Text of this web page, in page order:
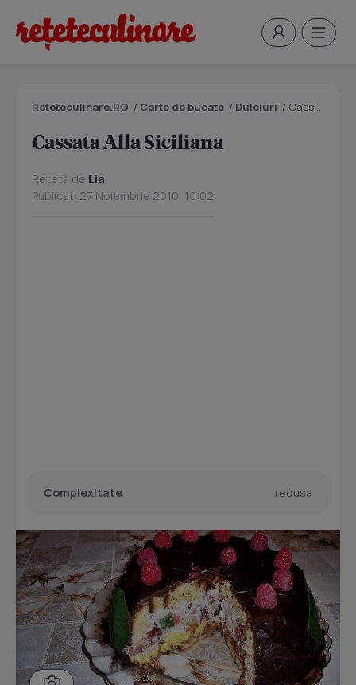
Reteteculinare.RO / Carte de bucate / Dulciuri / Cassata Alla Siciliana
Cassata Alla Siciliana
Rețetă de Lia
Publicat: 27 Noiembrie 2010, 10:02
Complexitate redusa